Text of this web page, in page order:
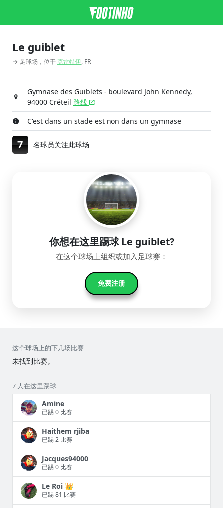
Le guiblet
→ 足球场，位于 克雷特伊, FR
Gymnase des Guiblets - boulevard John Kennedy,
94000 Créteil 路线
C'est dans un stade est non dans un gymnase
7 名球员关注此球场
你想在这里踢球 Le guiblet?
在这个球场上组织或加入足球赛：
免费注册
这个球场上的下几场比赛
未找到比赛。
7 人在这里踢球
Amine
已踢 0 比赛
Haithem rjiba
已踢 2 比赛
Jacques94000
已踢 0 比赛
Le Roi 👑
已踢 81 比赛